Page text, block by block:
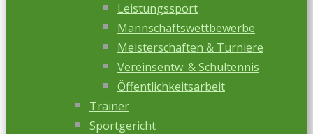
Leistungssport
Mannschaftswettbewerbe
Meisterschaften & Turniere
Vereinsentw. & Schultennis
Öffentlichkeitsarbeit
Trainer
Sportgericht